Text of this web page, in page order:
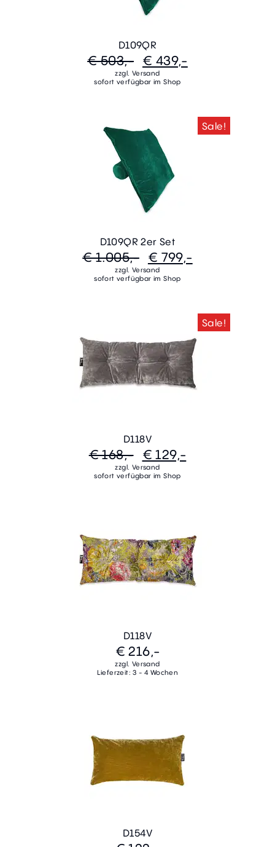
D109QR
€ 503,- € 439,-
zzgl. Versand
sofort verfügbar im Shop
Sale!
D109QR 2er Set
€ 1.005,- € 799,-
zzgl. Versand
sofort verfügbar im Shop
Sale!
D118V
€ 168,- € 129,-
zzgl. Versand
sofort verfügbar im Shop
D118V
€ 216,-
zzgl. Versand
Lieferzeit: 3 - 4 Wochen
D154V